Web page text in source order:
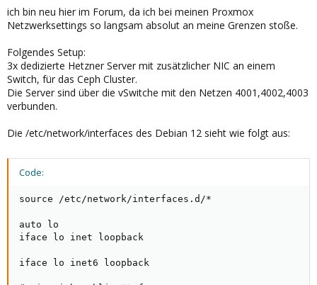
ich bin neu hier im Forum, da ich bei meinen Proxmox
Netzwerksettings so langsam absolut an meine Grenzen stoße.
Folgendes Setup:
3x dedizierte Hetzner Server mit zusätzlicher NIC an einem
Switch, für das Ceph Cluster.
Die Server sind über die vSwitche mit den Netzen 4001,4002,4003
verbunden.
Die /etc/network/interfaces des Debian 12 sieht wie folgt aus:
Code:
source /etc/network/interfaces.d/*
auto lo
iface lo inet loopback
iface lo inet6 loopback